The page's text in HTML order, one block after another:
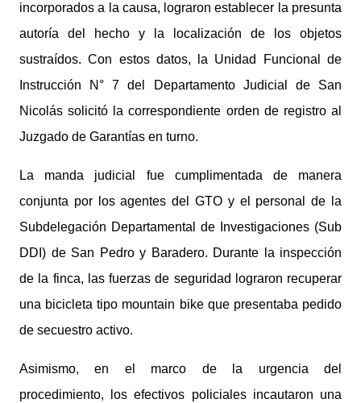
incorporados a la causa, lograron establecer la presunta
autoría del hecho y la localización de los objetos
sustraídos. Con estos datos, la Unidad Funcional de
Instrucción N° 7 del Departamento Judicial de San
Nicolás solicitó la correspondiente orden de registro al
Juzgado de Garantías en turno.
La manda judicial fue cumplimentada de manera
conjunta por los agentes del GTO y el personal de la
Subdelegación Departamental de Investigaciones (Sub
DDI) de San Pedro y Baradero. Durante la inspección
de la finca, las fuerzas de seguridad lograron recuperar
una bicicleta tipo mountain bike que presentaba pedido
de secuestro activo.
Asimismo, en el marco de la urgencia del
procedimiento, los efectivos policiales incautaron una